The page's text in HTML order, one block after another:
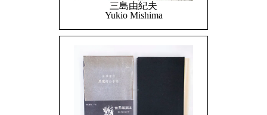
三島由紀夫
Yukio Mishima